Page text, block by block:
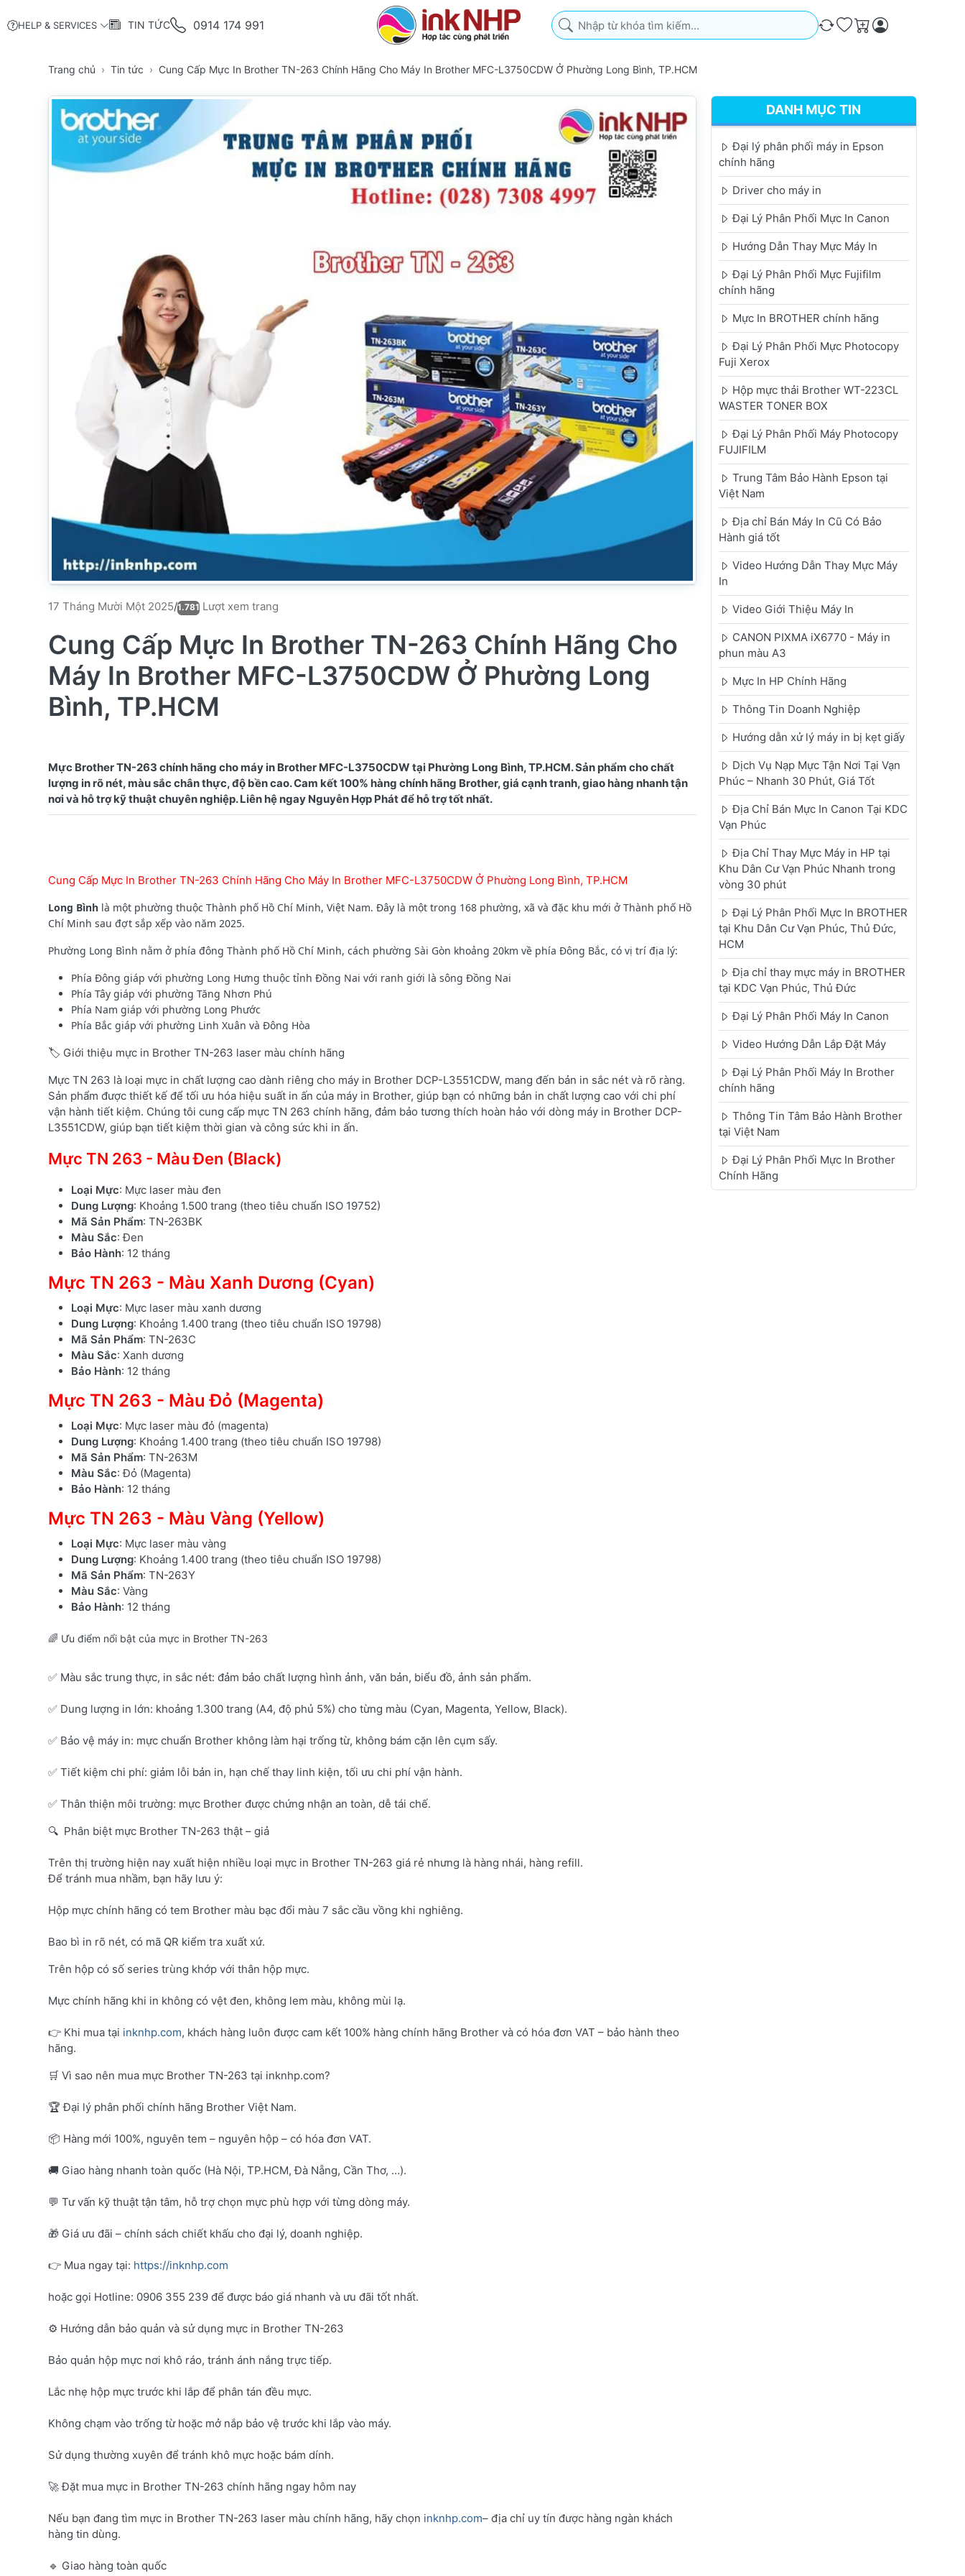
HELP & SERVICES TIN TỨC 0914 174 991
Nhập từ khóa tìm kiếm. Kết quả sẽ tự động xuất hiện khi bạn nhập. Nhấn phím
So sánh
Ưa thích
Giỏ hàng
Trang chủ Tin tức Cung Cấp Mực In Brother TN-263 Chính Hãng Cho Máy In Brother MFC-L3750CDW Ở Phường Long Bình, TP.HCM
17 Tháng Mười Một 2025/1.781 Lượt xem trang
Cung Cấp Mực In Brother TN-263 Chính Hãng Cho
Máy In Brother MFC-L3750CDW Ở Phường Long
Bình, TP.HCM
Mực Brother TN-263 chính hãng cho máy in Brother MFC-L3750CDW tại Phường Long Bình, TP.HCM. Sản phẩm cho chất
lượng in rõ nét, màu sắc chân thực, độ bền cao. Cam kết 100% hàng chính hãng Brother, giá cạnh tranh, giao hàng nhanh tận
Cung Cấp Mực In Brother TN-263 Chính Hãng Cho Máy In Brother MFC-L3750CDW Ở Phường Long Bình, TP.HCM
Long Bình là một phường thuộc Thành phố Hồ Chí Minh, Việt Nam. Đây là một trong 168 phường, xã và đặc khu mới ở Thành phố Hồ
Chí Minh sau đợt sắp xếp vào năm 2025.
Phường Long Bình nằm ở phía đông Thành phố Hồ Chí Minh, cách phường Sài Gòn khoảng 20km về phía Đông Bắc, có vị trí địa lý:
Phía Đông giáp với phường Long Hưng thuộc tỉnh Đồng Nai với ranh giới là sông Đồng Nai
Phía Tây giáp với phường Tăng Nhơn Phú
Phía Nam giáp với phường Long Phước
Phía Bắc giáp với phường Linh Xuân và Đông Hòa
🏷️ Giới thiệu mực in Brother TN-263 laser màu chính hãng
Mực TN 263 là loại mực in chất lượng cao dành riêng cho máy in Brother DCP-L3551CDW, mang đến bản in sắc nét và rõ ràng.
Sản phẩm được thiết kế để tối ưu hóa hiệu suất in ấn của máy in Brother, giúp bạn có những bản in chất lượng cao với chi phí
vận hành tiết kiệm. Chúng tôi cung cấp mực TN 263 chính hãng, đảm bảo tương thích hoàn hảo với dòng máy in Brother DCP-
L3551CDW, giúp bạn tiết kiệm thời gian và công sức khi in ấn.
Mực TN 263 - Màu Đen (Black)
Loại Mực: Mực laser màu đen
Dung Lượng: Khoảng 1.500 trang (theo tiêu chuẩn ISO 19752)
Mã Sản Phẩm: TN-263BK
Màu Sắc: Đen
Bảo Hành: 12 tháng
Mực TN 263 - Màu Xanh Dương (Cyan)
Loại Mực: Mực laser màu xanh dương
Dung Lượng: Khoảng 1.400 trang (theo tiêu chuẩn ISO 19798)
Mã Sản Phẩm: TN-263C
Màu Sắc: Xanh dương
Bảo Hành: 12 tháng
Mực TN 263 - Màu Đỏ (Magenta)
Loại Mực: Mực laser màu đỏ (magenta)
Dung Lượng: Khoảng 1.400 trang (theo tiêu chuẩn ISO 19798)
Mã Sản Phẩm: TN-263M
Màu Sắc: Đỏ (Magenta)
Bảo Hành: 12 tháng
Mực TN 263 - Màu Vàng (Yellow)
Loại Mực: Mực laser màu vàng
Dung Lượng: Khoảng 1.400 trang (theo tiêu chuẩn ISO 19798)
Mã Sản Phẩm: TN-263Y
Màu Sắc: Vàng
Bảo Hành: 12 tháng
🌈 Ưu điểm nổi bật của mực in Brother TN-263
✅ Màu sắc trung thực, in sắc nét: đảm bảo chất lượng hình ảnh, văn bản, biểu đồ, ảnh sản phẩm.
✅ Dung lượng in lớn: khoảng 1.300 trang (A4, độ phủ 5%) cho từng màu (Cyan, Magenta, Yellow, Black).
✅ Bảo vệ máy in: mực chuẩn Brother không làm hại trống từ, không bám cặn lên cụm sấy.
✅ Tiết kiệm chi phí: giảm lỗi bản in, hạn chế thay linh kiện, tối ưu chi phí vận hành.
✅ Thân thiện môi trường: mực Brother được chứng nhận an toàn, dễ tái chế.
🔍 Phân biệt mực Brother TN-263 thật – giả
Trên thị trường hiện nay xuất hiện nhiều loại mực in Brother TN-263 giá rẻ nhưng là hàng nhái, hàng refill.
Để tránh mua nhầm, bạn hãy lưu ý:
Hộp mực chính hãng có tem Brother màu bạc đổi màu 7 sắc cầu vồng khi nghiêng.
Bao bì in rõ nét, có mã QR kiểm tra xuất xứ.
Trên hộp có số series trùng khớp với thân hộp mực.
Mực chính hãng khi in không có vệt đen, không lem màu, không mùi lạ.
👉 Khi mua tại inknhp.com, khách hàng luôn được cam kết 100% hàng chính hãng Brother và có hóa đơn VAT – bảo hành theo
hãng.
🛒 Vì sao nên mua mực Brother TN-263 tại inknhp.com?
🏆 Đại lý phân phối chính hãng Brother Việt Nam.
📦 Hàng mới 100%, nguyên tem – nguyên hộp – có hóa đơn VAT.
🚚 Giao hàng nhanh toàn quốc (Hà Nội, TP.HCM, Đà Nẵng, Cần Thơ, …).
💬 Tư vấn kỹ thuật tận tâm, hỗ trợ chọn mực phù hợp với từng dòng máy.
🎁 Giá ưu đãi – chính sách chiết khấu cho đại lý, doanh nghiệp.
👉 Mua ngay tại: https://inknhp.com
hoặc gọi Hotline: 0906 355 239 để được báo giá nhanh và ưu đãi tốt nhất.
⚙️ Hướng dẫn bảo quản và sử dụng mực in Brother TN-263
Bảo quản hộp mực nơi khô ráo, tránh ánh nắng trực tiếp.
Lắc nhẹ hộp mực trước khi lắp để phân tán đều mực.
Không chạm vào trống từ hoặc mở nắp bảo vệ trước khi lắp vào máy.
Sử dụng thường xuyên để tránh khô mực hoặc bám dính.
🚀 Đặt mua mực in Brother TN-263 chính hãng ngay hôm nay
Nếu bạn đang tìm mực in Brother TN-263 laser màu chính hãng, hãy chọn inknhp.com– địa chỉ uy tín được hàng ngàn khách
hàng tin dùng.
🔹 Giao hàng toàn quốc
DANH MỤC TIN
Đại lý phân phối máy in Epson
chính hãng
Driver cho máy in
Đại Lý Phân Phối Mực In Canon
Hướng Dẫn Thay Mực Máy In
Đại Lý Phân Phối Mực Fujifilm
chính hãng
Mực In BROTHER chính hãng
Đại Lý Phân Phối Mực Photocopy
Fuji Xerox
Hộp mực thải Brother WT-223CL
WASTER TONER BOX
Đại Lý Phân Phối Máy Photocopy
FUJIFILM
Trung Tâm Bảo Hành Epson tại
Việt Nam
Địa chỉ Bán Máy In Cũ Có Bảo
Hành giá tốt
Video Hướng Dẫn Thay Mực Máy
In
Video Giới Thiệu Máy In
CANON PIXMA iX6770 - Máy in
phun màu A3
Mực In HP Chính Hãng
Thông Tin Doanh Nghiệp
Hướng dẫn xử lý máy in bị kẹt giấy
Dịch Vụ Nạp Mực Tận Nơi Tại Vạn
Phúc – Nhanh 30 Phút, Giá Tốt
Địa Chỉ Bán Mực In Canon Tại KDC
Vạn Phúc
Địa Chỉ Thay Mực Máy in HP tại
Khu Dân Cư Vạn Phúc Nhanh trong
vòng 30 phút
Đại Lý Phân Phối Mực In BROTHER
tại Khu Dân Cư Vạn Phúc, Thủ Đức,
HCM
Địa chỉ thay mực máy in BROTHER
tại KDC Vạn Phúc, Thủ Đức
Đại Lý Phân Phối Máy In Canon
Video Hướng Dẫn Lắp Đặt Máy
Đại Lý Phân Phối Máy In Brother
chính hãng
Thông Tin Tâm Bảo Hành Brother
tại Việt Nam
Đại Lý Phân Phối Mực In Brother
Chính Hãng